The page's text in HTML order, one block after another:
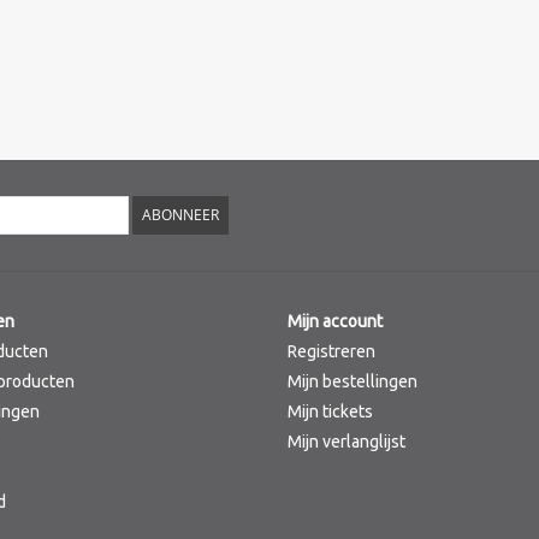
ABONNEER
Mijn account
Registreren
Mijn bestellingen
Mijn tickets
Mijn verlanglijst